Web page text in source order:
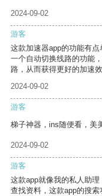
2024-09-02
游客
这款加速器app的功能有
一个自动切换线路的功能
路，从而获得更好的加速效
2024-09-02
游客
梯子神器，ins随便看，美
2024-09-02
游客
这款app就像我的私人助
查找资料，这款app的搜索